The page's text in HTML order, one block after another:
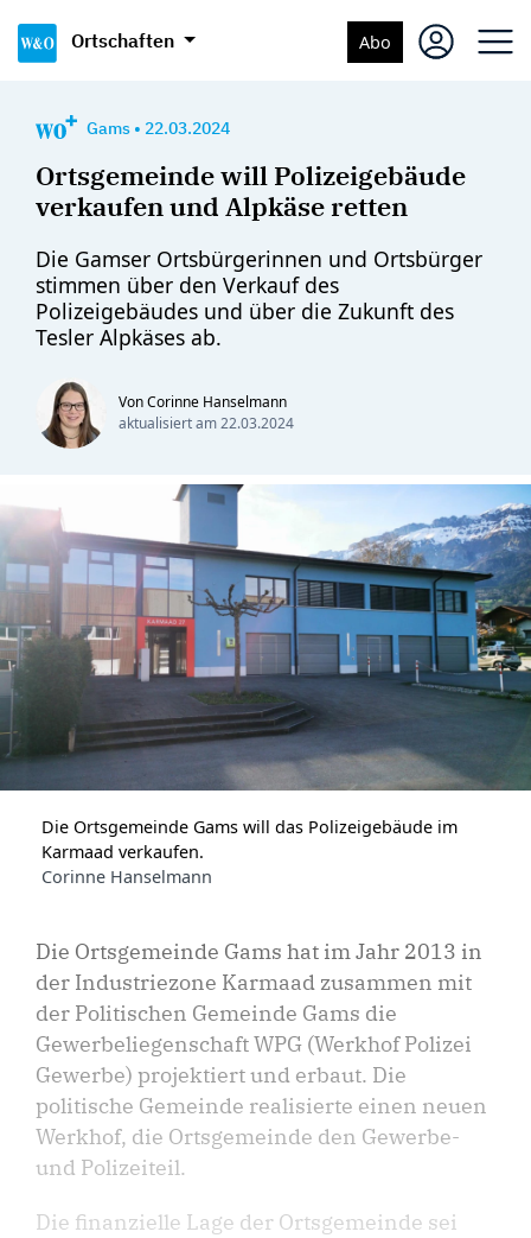
Ortschaften Abo
Gams • 22.03.2024
Ortsgemeinde will Polizeigebäude
verkaufen und Alpkäse retten
Die Gamser Ortsbürgerinnen und Ortsbürger
stimmen über den Verkauf des
Polizeigebäudes und über die Zukunft des
Tesler Alpkäses ab.
Von Corinne Hanselmann
aktualisiert am22.03.2024
Die Ortsgemeinde Gams will das Polizeigebäude im
Karmaad verkaufen.
Corinne Hanselmann
Die Ortsgemeinde Gams hat im Jahr 2013 in
der Industriezone Karmaad zusammen mit
der Politischen Gemeinde Gams die
Gewerbeliegenschaft WPG (Werkhof Polizei
Gewerbe) projektiert und erbaut. Die
politische Gemeinde realisierte einen neuen
Werkhof, die Ortsgemeinde den Gewerbe-
und Polizeiteil.
Die finanzielle Lage der Ortsgemeinde sei